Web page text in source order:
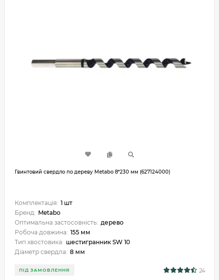
Гвинтовий свердло по дереву Metabo 8*230 мм (627124000)
Комплектація: 1 шт
Бренд: Metabo
Оптимальна застосовність: дерево
Робоча довжина: 155 мм
Тип хвостовика: шестигранник SW 10
Діаметр свердла: 8 мм
ПІД ЗАМОВЛЕННЯ 24